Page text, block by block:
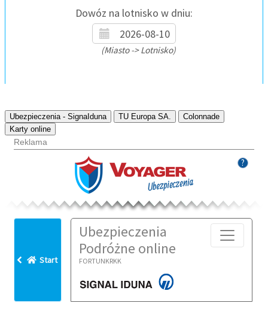
Ubezpieczenia - SignaIduna TU Europa SA.
Colonnade
Karty online